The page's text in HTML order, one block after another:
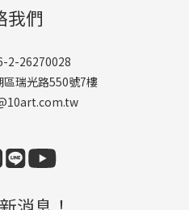
我們
2-26270028
瑞光路550號7樓